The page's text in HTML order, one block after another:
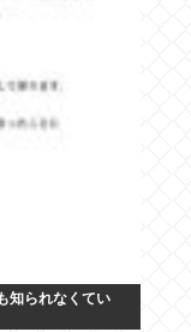
知られなくてい